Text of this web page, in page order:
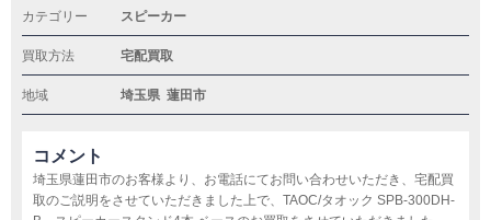
カテゴリー スピーカー
買取方法 宅配買取
地域 埼玉県 蓮田市
コメント
埼玉県蓮田市のお客様より、お電話にてお問い合わせいただき、宅配買
取のご説明をさせていただきました上で、TAOC/タオック SPB-300DH-